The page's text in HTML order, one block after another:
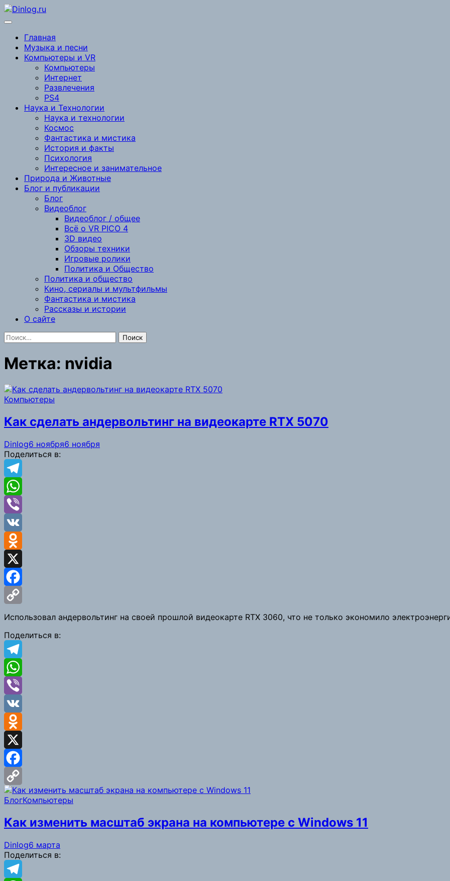
Перейти
к
Главная
Музыка и песни
Компьютеры и VR
Компьютеры
Интернет
Развлечения
PS4
Наука и Технологии
Наука и технологии
Космос
Фантастика и мистика
История и факты
Психология
Интересное и занимательное
Природа и Животные
Блог и публикации
Блог
Видеоблог
Видеоблог / общее
Всё о VR PICO 4
3D видео
Обзоры техники
Игровые ролики
Политика и Общество
Политика и общество
Кино, сериалы и мультфильмы
Фантастика и мистика
Рассказы и истории
О сайте
Найти:
Метка: nvidia
Компьютеры
Как сделать андервольтинг на видеокарте RTX 5070
Dinlog6 ноября6 ноября
Поделиться в:
Telegram
WhatsApp
Viber
VK
Odnoklassniki
X
Facebook
Copy
Link
Использовал андервольтинг на своей прошлой видеокарте RTX 3060, что не только экономило
Поделиться в:
Telegram
WhatsApp
Viber
VK
Odnoklassniki
X
Facebook
Copy
БлогКомпьютеры
Как изменить масштаб экрана на компьютере с Windows 11
Dinlog6 марта
Поделиться в: